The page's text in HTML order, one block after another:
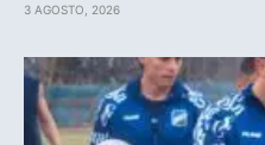
3 AGOSTO, 2026